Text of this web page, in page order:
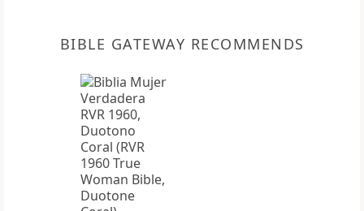
BIBLE GATEWAY RECOMMENDS